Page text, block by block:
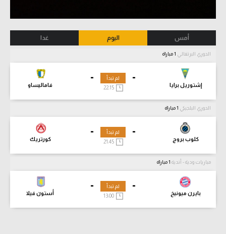
أمس اليوم غدا
الدوري البرتغالي
-
إشتوريل برايا
-
فاماليساو
لم تبدأ
22:15
الدوري البلجيكي
-
كلوب بروج
-
كورتريك
لم تبدأ
21:45
مباريات ودية - أندية
-
بايرن ميونيخ
-
أستون فيلا
لم تبدأ
13:00